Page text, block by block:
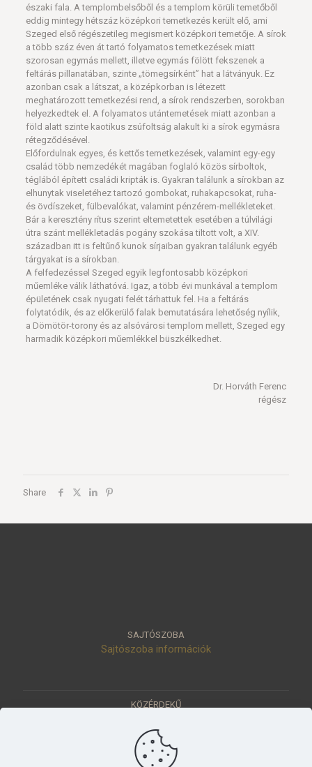
északi fala. A templombelsőből és a templom körüli temetőből
eddig mintegy hétszáz középkori temetkezés került elő, ami
Szeged első régészetileg megismert középkori temetője. A sírok
a több száz éven át tartó folyamatos temetkezések miatt
szorosan egymás mellett, illetve egymás fölött fekszenek a
feltárás pillanatában, szinte „tömegsírként” hat a látványuk. Ez
azonban csak a látszat, a középkorban is létezett
meghatározott temetkezési rend, a sírok rendszerben, sorokban
helyezkedtek el. A folyamatos utántemetések miatt azonban a
föld alatt szinte kaotikus zsúfoltság alakult ki a sírok egymásra
rétegződésével.
Előfordulnak egyes, és kettős temetkezések, valamint egy-egy
család több nemzedékét magában foglaló közös sírboltok,
téglából épített családi kripták is. Gyakran találunk a sírokban az
elhunytak viseletéhez tartozó gombokat, ruhakapcsokat, ruha-
és övdíszeket, fülbevalókat, valamint pénzérem-mellékleteket.
Bár a keresztény rítus szerint eltemetettek esetében a túlvilági
útra szánt mellékletadás pogány szokása tiltott volt, a XIV.
században itt is feltűnő kunok sírjaiban gyakran találunk egyéb
tárgyakat is a sírokban.
A felfedezéssel Szeged egyik legfontosabb középkori
műemléke válik láthatóvá. Igaz, a több évi munkával a templom
épületének csak nyugati felét tárhattuk fel. Ha a feltárás
folytatódik, és az előkerülő falak bemutatására lehetőség nyílik,
a Dömötör-torony és az alsóvárosi templom mellett, Szeged egy
harmadik középkori műemlékkel büszkélkedhet.
Dr. Horváth Ferenc
régész
Share
SAJTÓSZOBA
Sajtószoba információk
KÖZÉRDEKŰ
Értéktár
Pályázatok